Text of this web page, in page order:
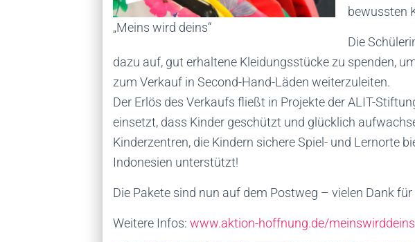
„Meins wird deins“
bewussten
Die
dazu auf, gut erhaltene Kleidungsstücke zu spenden,
zum Verkauf in Second-Hand-Läden weiterzuleiten.
Der Erlös des Verkaufs fließt in Projekte der ALIT-
einsetzt, dass Kinder geschützt und glücklich
Kinderzentren, die Kindern sichere Spiel- und Lernorte
Indonesien unterstützt!
Die Pakete sind nun auf dem Postweg – vielen Dank
Weitere Infos: www.aktion-hoffnung.de/meinswirddeins